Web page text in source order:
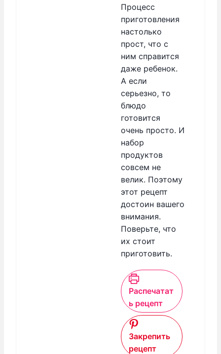
Процесс
приготовления
настолько
прост, что с
ним справится
даже ребенок.
А если
серьезно, то
блюдо
готовится
очень просто. И
набор
продуктов
совсем не
велик. Поэтому
этот рецепт
достоин вашего
внимания.
Поверьте, что
их стоит
приготовить.
Распечатат
ь рецепт
Закрепить
рецепт